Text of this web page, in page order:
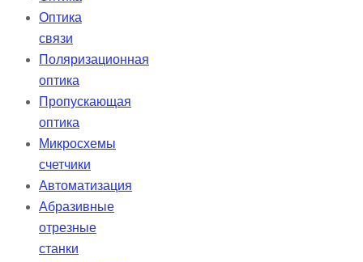
Оптика
связи
Поляризационная
оптика
Пропускающая
оптика
Микросхемы
счетчики
Автоматизация
Абразивные
отрезные
станки